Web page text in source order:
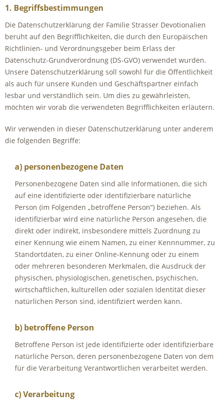
1. Begriffsbestimmungen
Die Datenschutzerklärung der Familie Strasser Devotionalien
beruht auf den Begrifflichkeiten, die durch den Europäischen
Richtlinien- und Verordnungsgeber beim Erlass der
Datenschutz-Grundverordnung (DS-GVO) verwendet wurden.
Unsere Datenschutzerklärung soll sowohl für die Öffentlichkeit
als auch für unsere Kunden und Geschäftspartner einfach
lesbar und verständlich sein. Um dies zu gewährleisten,
möchten wir vorab die verwendeten Begrifflichkeiten erläutern.
Wir verwenden in dieser Datenschutzerklärung unter anderem
die folgenden Begriffe:
a) personenbezogene Daten
Personenbezogene Daten sind alle Informationen, die sich
auf eine identifizierte oder identifizierbare natürliche
Person (im Folgenden „betroffene Person“) beziehen. Als
identifizierbar wird eine natürliche Person angesehen, die
direkt oder indirekt, insbesondere mittels Zuordnung zu
einer Kennung wie einem Namen, zu einer Kennnummer, zu
Standortdaten, zu einer Online-Kennung oder zu einem
oder mehreren besonderen Merkmalen, die Ausdruck der
physischen, physiologischen, genetischen, psychischen,
wirtschaftlichen, kulturellen oder sozialen Identität dieser
natürlichen Person sind, identifiziert werden kann.
b) betroffene Person
Betroffene Person ist jede identifizierte oder identifizierbare
natürliche Person, deren personenbezogene Daten von dem
für die Verarbeitung Verantwortlichen verarbeitet werden.
c) Verarbeitung